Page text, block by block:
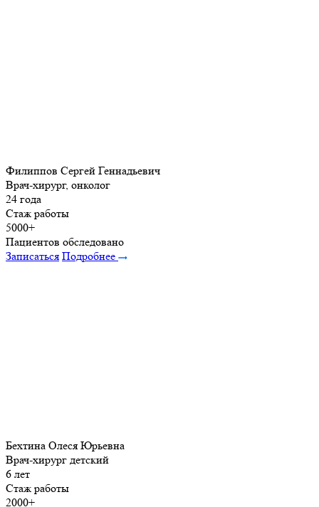
Филиппов Сергей Геннадьевич
Врач-хирург, онколог
24 года
Стаж работы
5000+
Пациентов обследовано
Записаться Подробнее
Бехтина Олеся Юрьевна
Врач-хирург детский
6 лет
Стаж работы
2000+